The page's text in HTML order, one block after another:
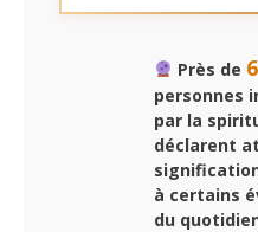
Près de
personnes
par la
déclarent
à certains
du